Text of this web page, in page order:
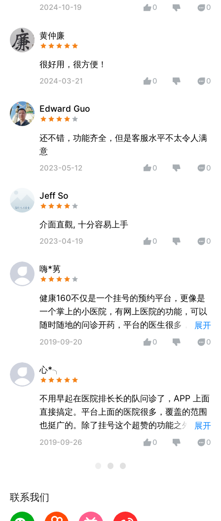
2024-10-19 0 0
黄仲廉
很好用，很方便！
2024-03-21 0 0
Edward Guo
还不错，功能齐全，但是客服水平不太令人满
意
2023-05-12 0 0
Jeff So
介面直觀, 十分容易上手
2023-04-19 0 0
嗨*莮
健康160不仅是一个挂号的预约平台，更像是
一个掌上的小医院，有网上医院的功能，可以
随时随地的问诊开药，平台的医生很多，资源
很丰富。还可以在平台上面购买医药品，有时
展开
2019-09-20 0 0
心*╮
不用早起在医院排长长的队问诊了，APP 上面
直接搞定。平台上面的医院很多，覆盖的范围
也挺广的。除了挂号这个超赞的功能之外，还
支持线上问诊，有什么小症状还可线上问医生
展开
2019-09-26 0 0
联系我们